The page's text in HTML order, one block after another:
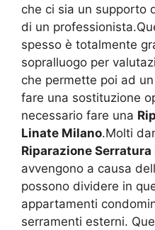
che ci sia un supporto
di un
spesso è totalmente
sopralluogo per
che permette poi ad
fare una sostituzione
necessario fare una
Linate Milano.Molti
Riparazione
avvengono a causa
possono dividere in
appartamenti
serramenti esterni.